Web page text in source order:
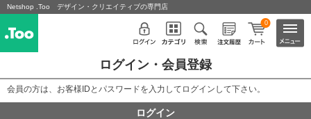
Netshop .Too デザイン・クリエイティブの専門店
0
ログイン・会員登録
会員の方は、お客様IDとパスワードを入力してログインして下さい。
ログイン